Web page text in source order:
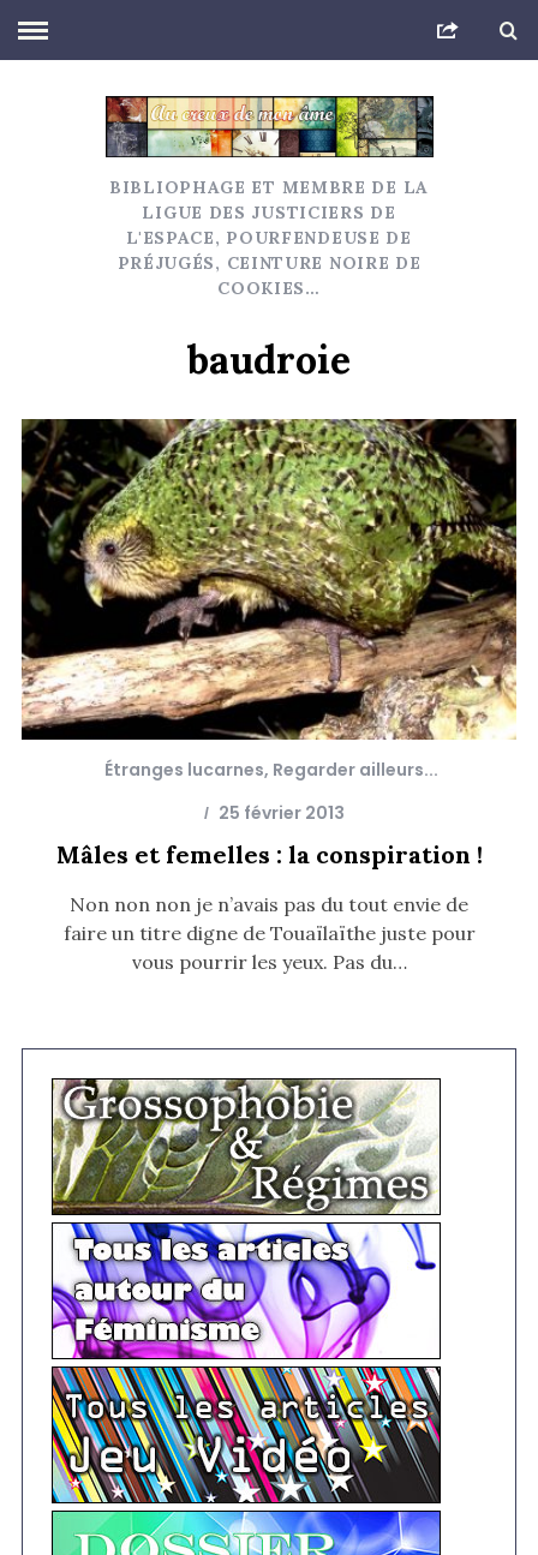
BIBLIOPHAGE ET MEMBRE DE LA
LIGUE DES JUSTICIERS DE
L'ESPACE, POURFENDEUSE DE
PRÉJUGÉS, CEINTURE NOIRE DE
COOKIES…
baudroie
Étranges lucarnes, Regarder ailleurs...
25 février 2013
Mâles et femelles : la conspiration !
Non non non je n’avais pas du tout envie de
faire un titre digne de Touaïlaïthe juste pour
vous pourrir les yeux. Pas du…